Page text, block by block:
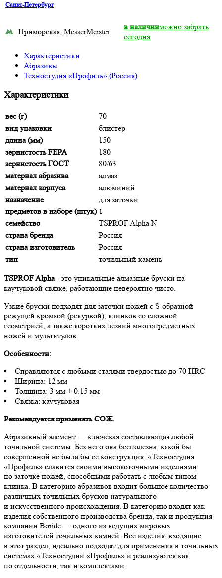
Санкт-Петербург
Приморская, MesserMeister
в наличииможно забрать
сегодня
Характеристики
Абразивы
Техностудия «Профиль» (Россия)
Характеристики
вес (г)
70
вид упаковки
блистер
длина (мм)
150
зернистость FEPA
180
зернистость ГОСТ
80/63
материал абразива
алмаз
материал корпуса
алюминий
назначение
для заточки
предметов в наборе (штук) 1
семейство
TSPROF Alpha N
страна бренда
Россия
страна изготовитель
Россия
тип
точильный камень
TSPROF Alpha- это уникальные алмазные бруски на
каучуковой связке, работающие невероятно чисто.
Узкие бруски подходят для заточки ножей с S-образной
режущей кромкой (рекурвой), клинков со сложной
геометрией, а также коротких лезвий многопредметных
ножей и мультитулов.
Особенности:
Справляются с любыми сталями твердостью до 70 HRC
Ширина: 12 мм
Толщина: 3 мм ± 0.15 мм
Связка: каучуковая
Рекомендуется применять СОЖ.
Абразивный элемент — ключевая составляющая любой
точильной системы. Без него она бесполезна, какой бы
совершенной не была бы ее конструкция. «Техностудия
«Профиль» славится своими высокоточными изделиями
по заточке ножей, способными работать с любым типом
клинка. В категорию абразивов входит большое количество
различных точильных брусков натурального
и искусственного происхождения. В категорию входят как
изделия собственного производства бренда, так и продукция
компании Boride — одного из ведущих мировых
изготовителей точильных камней. Все изделия, входящие
в этот раздел, идеально подходят для применения в точильных
системах «Техностудии «Профиль» и реализуются как
по отдельности, так и комплектами.